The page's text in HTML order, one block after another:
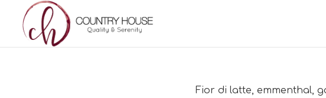
Fior di latte, emmenthal,